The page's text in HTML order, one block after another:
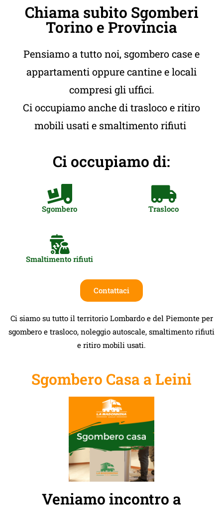
Chiama subito Sgomberi
Torino e Provincia
Pensiamo a tutto noi, sgombero case e
appartamenti oppure cantine e locali
compresi gli uffici.
Ci occupiamo anche di trasloco e ritiro
mobili usati e smaltimento rifiuti
Ci occupiamo di:
Sgombero Trasloco
Smaltimento rifiuti
Contattaci
Ci siamo su tutto il territorio Lombardo e del Piemonte per
sgombero e trasloco, noleggio autoscale, smaltimento rifiuti
e ritiro mobili usati.
Sgombero Casa a Leini
Veniamo incontro a